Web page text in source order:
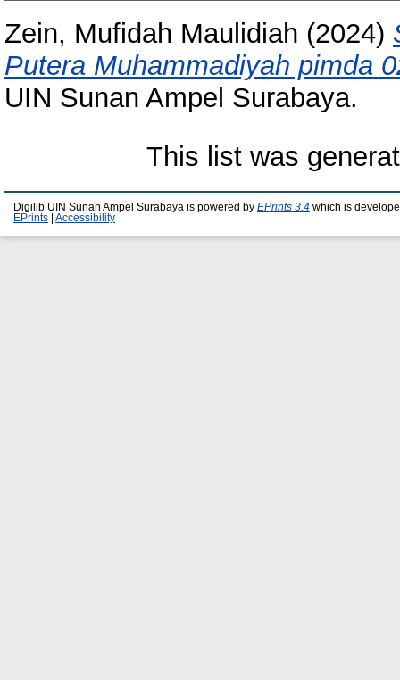
Zein, Mufidah Maulidiah (2024)
Putera Muhammadiyah pimda
UIN Sunan Ampel Surabaya.
This list was
Digilib UIN Sunan Ampel Surabaya is powered by EPrints 3.4 which is
EPrints
Accessibility